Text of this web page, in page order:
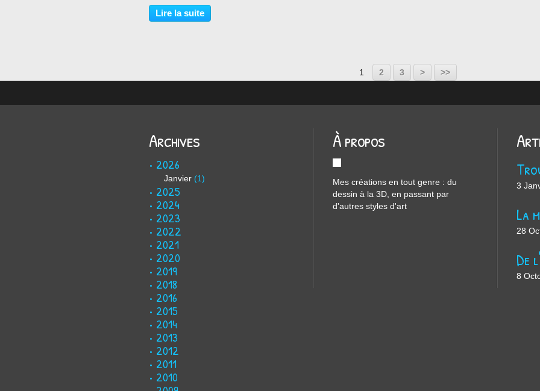
Lire la suite
1 2 3 > >>
Archives
2026
Janvier (1)
2025
2024
2023
2022
2021
2020
2019
2018
2016
2015
2014
2013
2012
2011
2010
À propos
Mes créations en tout genre : du
dessin à la 3D, en passant par
d'autres styles d'art
3
28
8